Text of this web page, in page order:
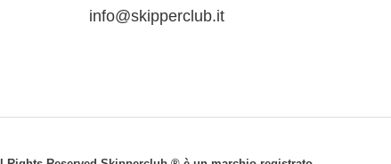
info@skipperclub.it